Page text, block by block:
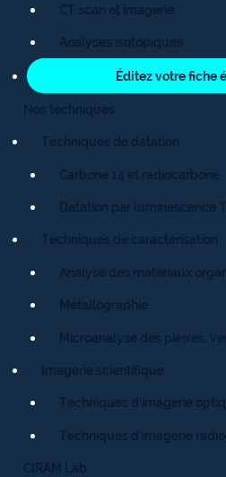
CT scan et imagerie
Analyses isotopiques
Éditez votre fiche
Nos techniques
Techniques de datation
Carbone 14 et radiocarbone
Datation par luminescence
Techniques de caractérisation
Analyse des matériaux
Métallographie
Microanalyse des pierres,
Imagerie scientifique
Techniques d’imagerie
Techniques d’imagerie
CIRAM Lab